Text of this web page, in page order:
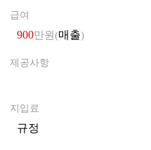
급여
900만원(매출)
제공사항
지입료
규정